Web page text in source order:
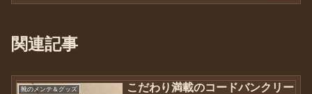
関連記事
靴のメンテ＆グッズ
こだわり満載のコードバンクリー